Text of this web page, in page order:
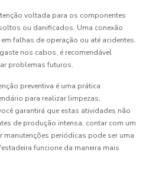
voltada para os componentes
ou danificados. Uma conexão
falhas de operação ou até acidentes.
nos cabos, é recomendável
problemas futuros.
preventiva é uma prática
para realizar limpezas,
garantirá que estas atividades não
de produção intensa, contar com um
manutenções periódicas pode ser uma
funcione da maneira mais